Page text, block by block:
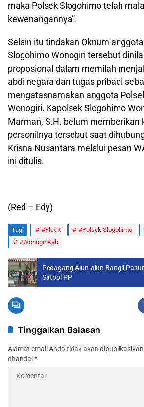
maka Polsek Slogohimo telah
kewenangannya”.
Selain itu tindakan Oknum
Slogohimo Wonogiri tersebut
proposional dalam memilah
abdi negara dan tugas pribadi
mengatasnamakan anggota
Wonogiri. Kapolsek Slogohimo
Marman, S.H. belum memberikan
personilnya tersebut saat
Krisna Nusantara melalui pesan
ini ditulis.
(Red – Edy)
Tag: #Plecit #Polsek Slogohimo
#WonogiriKab
Pedagang Alun-alun Bangil
Satpol PP
Tinggalkan Balasan
Alamat email Anda tidak akan
ditandai*